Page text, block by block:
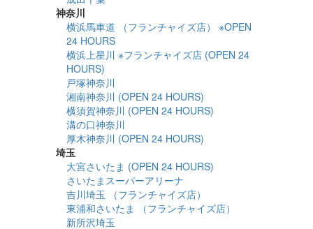
神奈川
横浜馬車道 （フランチャイズ店） ※OPEN
24 HOURS
横浜上星川 ※フランチャイズ店 (OPEN 24
HOURS)
戸塚神奈川
湘南神奈川 (OPEN 24 HOURS)
横須賀神奈川 (OPEN 24 HOURS)
溝の口神奈川
厚木神奈川 (OPEN 24 HOURS)
埼玉
大宮さいたま (OPEN 24 HOURS)
さいたまスーパーアリーナ
吉川埼玉 （フランチャイズ店）
東浦和さいたま （フランチャイズ店）
新所沢埼玉